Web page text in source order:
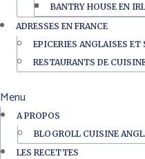
BANTRY HOUSE EN
ADRESSES EN FRANCE
EPICERIES ANGLAISES
RESTAURANTS DE
Menu
A PROPOS
BLOGROLL CUISINE
LES RECETTES